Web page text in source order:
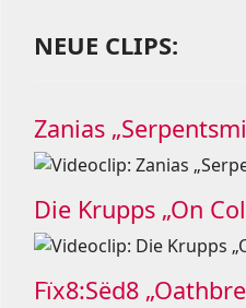
NEUE CLIPS:
Zanias
Die Krupps „On
Fïx8:Sëd8